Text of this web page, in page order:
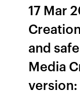
17 Mar
and
Media